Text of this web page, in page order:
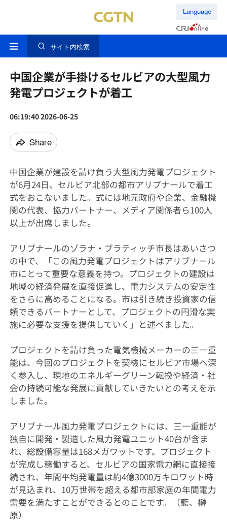
Language
サイト内検索
中国企業が手掛けるセルビアの大型風力
発電プロジェクトが着工
06:19:40 2026-06-25
Share
中国企業が建設を請け負う大型風力発電プロジェクト
が6月24日、セルビア北部の都市アリブナールで着工
式をおこないました。式には地元政府や企業、金融機
関の代表、協力パートナー、メディア関係者ら100人
以上が出席しました。
アリブナールのゾラナ・ブラティッチ市長はあいさつ
の中で、「この風力発電プロジェクトはアリブナール
市にとって重要な意義を持つ。プロジェクトの建設は
地域の経済発展を直接促進し、電力システムの安定性
をさらに高めることになる。市は引き続き投資家の信
頼できるパートナーとして、プロジェクトの円滑な実
施に必要な支援を提供していく」と述べました。
プロジェクトを請け負った電気機械メーカーの三一重
能は、今回のプロジェクトを契機にセルビア市場へ深
く参入し、現地のエネルギーグリーン転換や経済・社
会の持続可能な発展に貢献していきたいとの考えを示
しました。
アリブナール風力発電プロジェクトには、三一重能が
独自に開発・製造した風力発電ユニット40台が含ま
れ、総設備容量は168メガワットです。プロジェクト
が完成し稼働すると、セルビアの国家電力網に直接接
続され、年間平均発電量は約4億3000万キロワット時
が見込まれ、10万世帯を超える都市部家庭の年間電力
需要を満たすことができるとのことです。（藍、榊
原）